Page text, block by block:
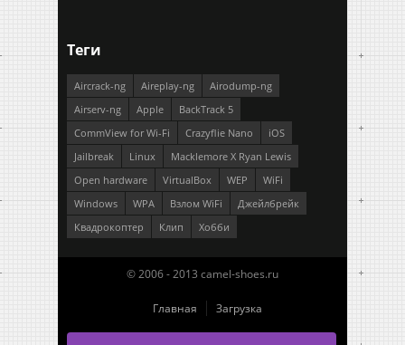
Теги
Aircrack-ng Aireplay-ng
Airodump-ng
Airserv-ng
Apple
BackTrack 5
CommView for Wi-Fi
Crazyflie Nano
iOS
Jailbreak
Linux
Macklemore X Ryan Lewis
Open hardware
VirtualBox WEP
WiFi
Windows
WPA Взлом WiFi
Джейлбрейк
Квадрокоптер
Клип Хобби
© 2006 - 2013 camel-shoes.ru
Главная Загрузка